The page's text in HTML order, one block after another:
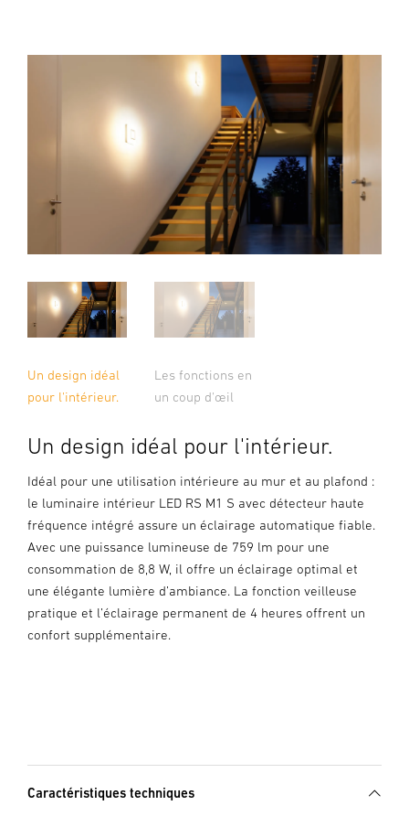
Un design idéal
pour l'intérieur.
Les fonctions en
un coup d'œil
Un design idéal pour l'intérieur.
Idéal pour une utilisation intérieure au mur et au plafond :
le luminaire intérieur LED RS M1 S avec détecteur haute
fréquence intégré assure un éclairage automatique fiable.
Avec une puissance lumineuse de 759 lm pour une
consommation de 8,8 W, il offre un éclairage optimal et
une élégante lumière d’ambiance. La fonction veilleuse
pratique et l’éclairage permanent de 4 heures offrent un
confort supplémentaire.
Caractéristiques techniques